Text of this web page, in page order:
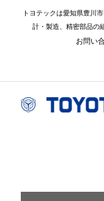
トヨテックは愛知県豊川
計・製造、精密部品の
お問い